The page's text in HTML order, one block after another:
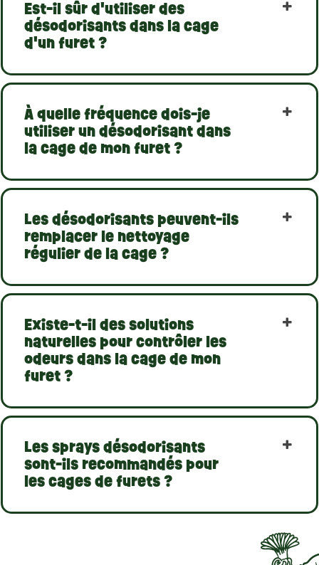
Est-il sûr d'utiliser des
désodorisants dans la cage
d'un furet ?
À quelle fréquence dois-je
utiliser un désodorisant dans
la cage de mon furet ?
Les désodorisants peuvent-ils
remplacer le nettoyage
régulier de la cage ?
Existe-t-il des solutions
naturelles pour contrôler les
odeurs dans la cage de mon
furet ?
Les sprays désodorisants
sont-ils recommandés pour
les cages de furets ?